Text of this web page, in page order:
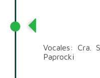
Vocales: Cra.
Paprocki